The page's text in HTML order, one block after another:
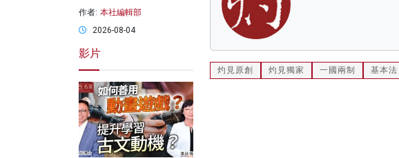
灼見原創 灼見獨家 一國兩制 基本法
作者: 本社編輯部
2026-08-04
影片